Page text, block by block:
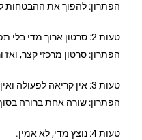
הפתרון: להפוך את ההבטחות
טעות 2: סרטון ארוך מדי בלי תפקיד ברור.
הפתרון: סרטון מרכזי קצר, ואז
טעות 3: אין קריאה לפעולה ואין “מה השלב הבא”.
הפתרון: שורה אחת ברורה
טעות 4: נוצץ מדי, לא אמין.